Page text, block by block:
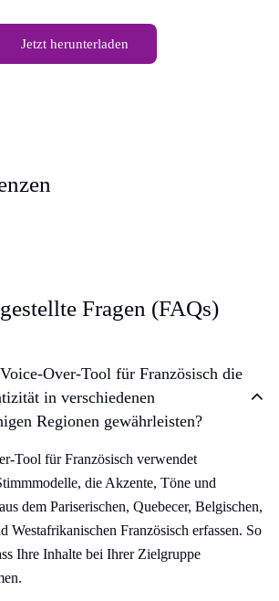
Jetzt herunterladen
Fragen (FAQs)
Over-Tool für Französisch die
in verschiedenen
Regionen gewährleisten?
Tool für Französisch verwendet
die Akzente, Töne und
dem Pariserischen, Quebecer, Belgischen,
Westafrikanischen Französisch erfassen. So
Ihre Inhalte bei Ihrer Zielgruppe